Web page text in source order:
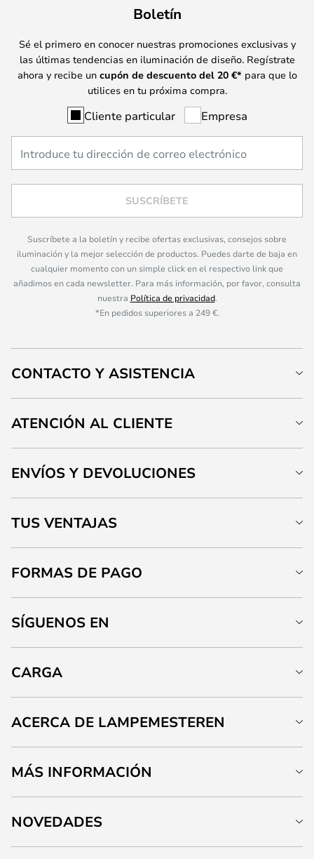
Boletín
Sé el primero en conocer nuestras promociones exclusivas y
las últimas tendencias en iluminación de diseño. Regístrate
ahora y recibe un cupón de descuento del 20 €* para que lo
utilices en tu próxima compra.
Cliente particular Empresa
SUSCRÍBETE
Suscríbete a la boletín y recibe ofertas exclusivas, consejos sobre
iluminación y la mejor selección de productos. Puedes darte de baja en
cualquier momento con un simple click en el respectivo link que
añadimos en cada newsletter. Para más información, por favor, consulta
nuestra Política de privacidad.
*En pedidos superiores a 249 €.
CONTACTO Y ASISTENCIA
ATENCIÓN AL CLIENTE
ENVÍOS Y DEVOLUCIONES
TUS VENTAJAS
FORMAS DE PAGO
SÍGUENOS EN
CARGA
ACERCA DE LAMPEMESTEREN
MÁS INFORMACIÓN
NOVEDADES